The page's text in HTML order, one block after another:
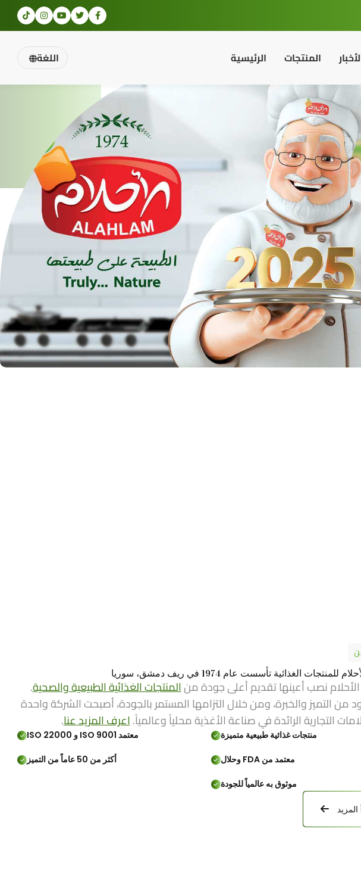
الرئيسية المنتجات اللغة
للمنتجات الغذائية تأسست عام 1974 في ريف دمشق، سوريا
نصب أعينها تقديم أعلى جودة منالمنتجات الغذائية الطبيعية والصحية.
التميز والخبرة، ومن خلال التزامها المستمر بالجودة، أصبحت الشركة واحدة
التجارية الرائدة في صناعة الأغذية محلياً وعالمياً.اعرف المزيد عنا.
منتجات غذائية طبيعية متميزة معتمد ISO 9001 و ISO 22000
معتمد من FDA وحلال أكثر من 50 عاماً من التميز
موثوق به عالمياً للجودة
المزيد